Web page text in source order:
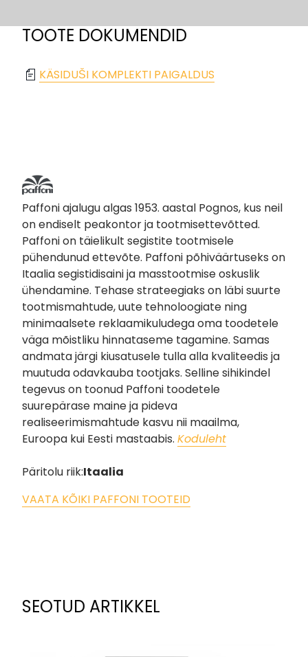
TOOTE DOKUMENDID
KÄSIDUŠI KOMPLEKTI PAIGALDUS
Paffoni ajalugu algas 1953. aastal Pognos, kus neil
on endiselt peakontor ja tootmisettevõtted.
Paffoni on täielikult segistite tootmisele
pühendunud ettevõte. Paffoni põhiväärtuseks on
Itaalia segistidisaini ja masstootmise oskuslik
ühendamine. Tehase strateegiaks on läbi suurte
tootmismahtude, uute tehnoloogiate ning
minimaalsete reklaamikuludega oma toodetele
väga mõistliku hinnataseme tagamine. Samas
andmata järgi kiusatusele tulla alla kvaliteedis ja
muutuda odavkauba tootjaks. Selline sihikindel
tegevus on toonud Paffoni toodetele
suurepärase maine ja pideva
realiseerimismahtude kasvu nii maailma,
Euroopa kui Eesti mastaabis. Koduleht
Päritolu riik:Itaalia
VAATA KÕIKI PAFFONI TOOTEID
SEOTUD ARTIKKEL